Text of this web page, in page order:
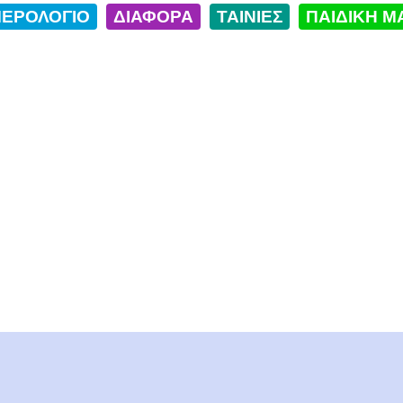
ΔΙΑΦΟΡΑ ΤΑΙΝΙΕΣ ΠΑΙΔΙΚΗ